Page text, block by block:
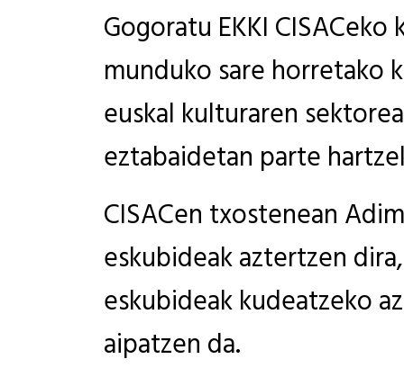
Gogoratu EKKI
munduko sare horretako
euskal kulturaren
eztabaidetan parte
CISACen txostenean
eskubideak aztertzen
eskubideak kudeatzeko
aipatzen da.